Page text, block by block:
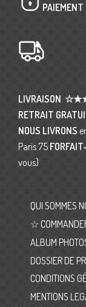
PAIEMENT
LIVRAISON
RETRAIT
NOUS LIVRONS
Paris 75
vous)
QUI SOMMES
☆
ALBUM
DOSSIER DE
CONDITIONS
MENTIONS